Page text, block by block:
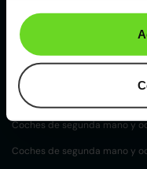
Ver Audi Q2 de
Audi Q2 de segunda mano y
Coches de
localización
Coches de segunda mano y
Coches de segunda mano y